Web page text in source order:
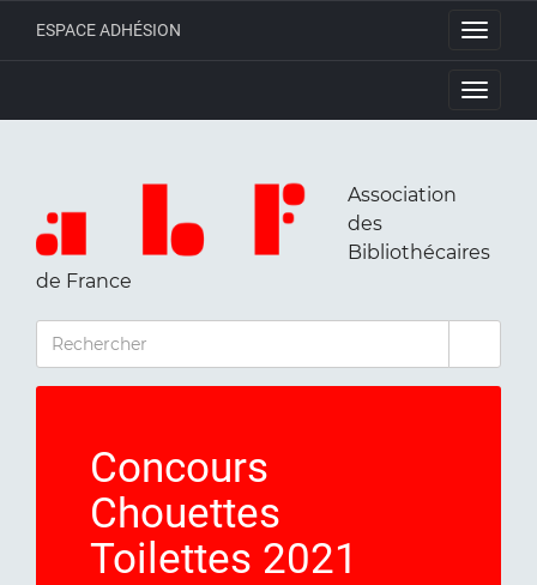
Toggle
ESPACE ADHÉSION
Toggle
Association
des
Bibliothécaires
de France
RECHERCHER
Concours
Chouettes
Toilettes 2021